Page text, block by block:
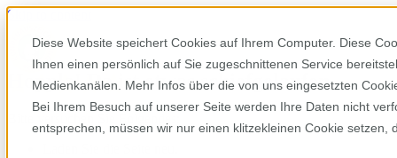
Diese Website speichert Cookies auf Ihrem Computer. Diese
Ihnen einen persönlich auf Sie zugeschnittenen Service
Medienkanälen. Mehr Infos über die von uns eingesetzten
Bei Ihrem Besuch auf unserer Seite werden Ihre Daten nicht
entsprechen, müssen wir nur einen klitzekleinen Cookie setzen,
Skip to content
Hoppla! Da ist etwas schiefgelaufen.